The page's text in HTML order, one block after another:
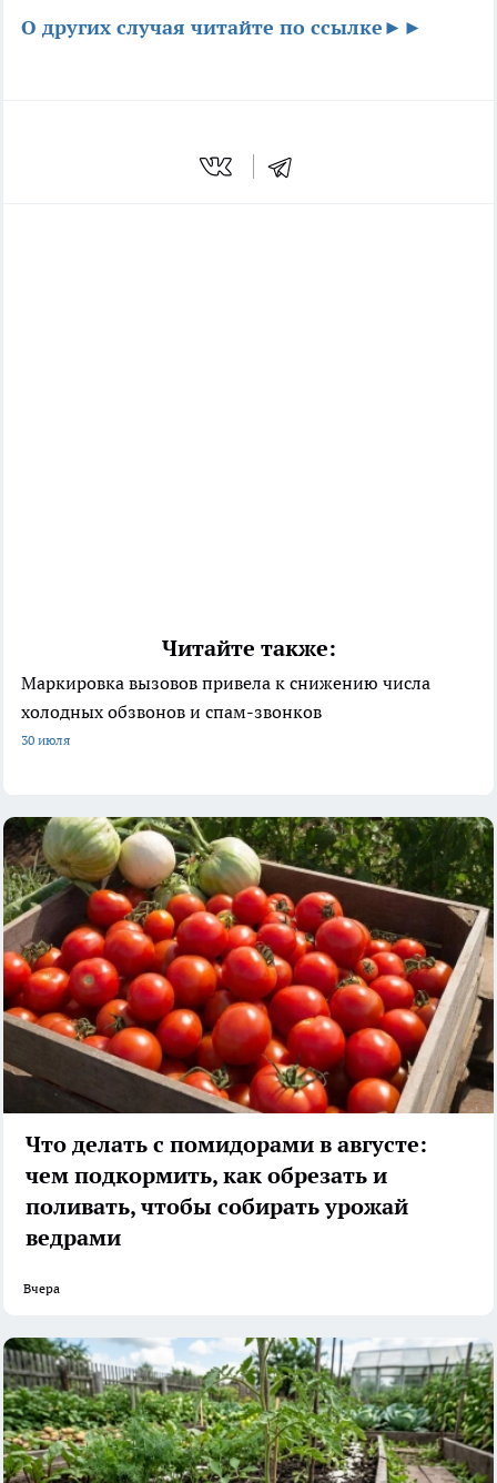
О других случая читайте по ссылке►►
Читайте также:
Маркировка вызовов привела к снижению числа
холодных обзвонов и спам-звонков
30 июля
Что делать с помидорами в августе:
чем подкормить, как обрезать и
поливать, чтобы собирать урожай
ведрами
Вчера